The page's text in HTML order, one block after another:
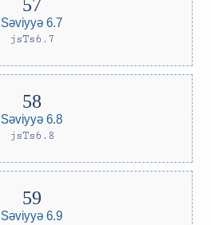
Səviyyə 6.7
jsTs6.7
Səviyyə 6.8
jsTs6.8
Səviyyə 6.9